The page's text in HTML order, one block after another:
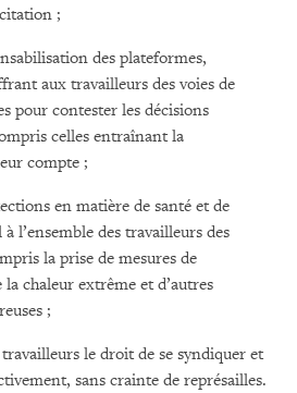
;
des plateformes,
aux travailleurs des voies de
pour contester les décisions
celles entraînant la
compte ;
en matière de santé et de
l’ensemble des travailleurs des
la prise de mesures de
chaleur extrême et d’autres
;
le droit de se syndiquer et
sans crainte de représailles.